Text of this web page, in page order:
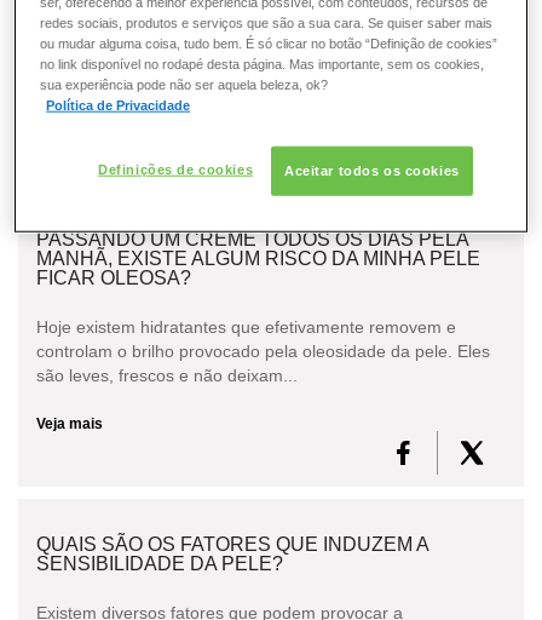
ESMALTE
FRAGRÂNCIA
Sim, porque quanto mais lisa sua pele estiver, mais uniforme
ficará seu bronzeado. E para um bronzeado perfeito,
lembre-se de aplicar um protetor solar apropr...
PASSANDO UM CREME TODOS OS DIAS PELA
MANHÃ, EXISTE ALGUM RISCO DA MINHA PELE
FICAR OLEOSA?
Hoje existem hidratantes que efetivamente removem e
controlam o brilho provocado pela oleosidade da pele. Eles
são leves, frescos e não deixam...
Veja mais
QUAIS SÃO OS FATORES QUE INDUZEM A
SENSIBILIDADE DA PELE?
Existem diversos fatores que podem provocar a
redes sociais, produtos e serviços que são a sua cara. Se quiser saber mais
ou mudar alguma coisa, tudo bem. É só clicar no botão “Definição de cookies”
no link disponível no rodapé desta página. Mas importante, sem os cookies,
sua experiência pode não ser aquela beleza, ok?
Política de Privacidade
Definições de cookies Aceitar todos os cookies